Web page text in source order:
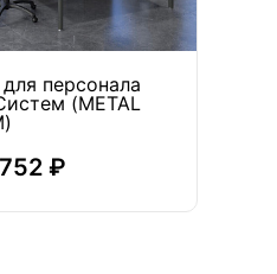
персонала
(METAL
₽